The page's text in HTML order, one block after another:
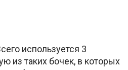
используется 3
из таких бочек, в которых